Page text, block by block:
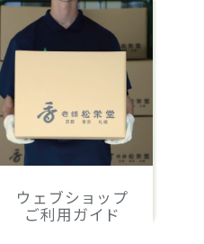
ウェブショップ
ご利用ガイド